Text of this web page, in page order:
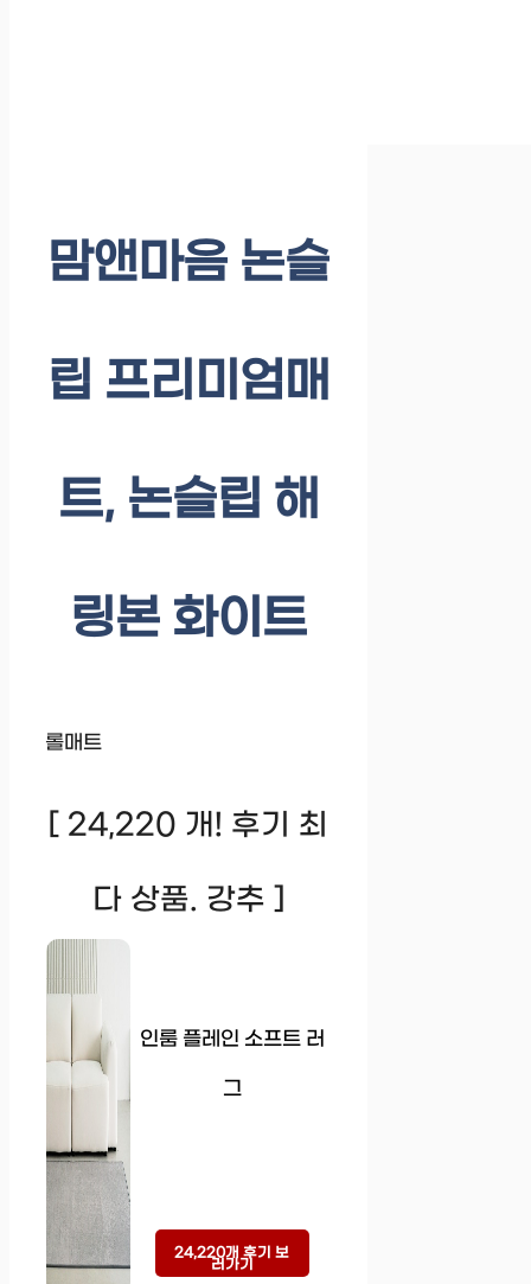
맘앤마음 논슬
립 프리미엄매
트, 논슬립 해
링본 화이트
롤매트
[ 24,220 개! 후기 최
다 상품. 강추 ]
인룸 플레인 소프트 러
그
24,220개 후기 보
러가기